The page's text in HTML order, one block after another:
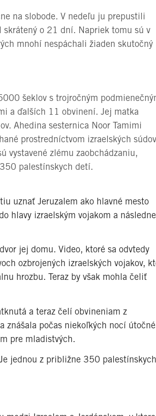
na slobode. V nedeľu ju prepustili
skrátený o 21 dní. Napriek tomu sú v
mnohí nespáchali žiaden skutočný
šeklov s trojročným
a ďalších 11 obvinení. Jej matka
Ahedina sesternica Noor Tamimi
prostredníctvom izraelských súdov
vystavené zlému zaobchádzaniu,
palestínskych detí.
uznať Jeruzalem ako hlavné mesto
hlavy izraelským vojakom a následne
jej domu. Video, ktoré sa odvtedy
ozbrojených izraelských vojakov,
hrozbu. Teraz by však mohla čeliť
a teraz čelí obvineniam z
znášala počas niekoľkých nocí útočné
pre mladistvých.
jednou z približne 350 palestínskych